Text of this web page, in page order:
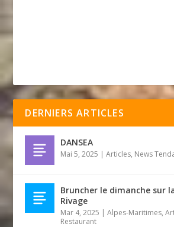
DERNIERS ARTICLES
DANSEA
Mai 5, 2025 |Articles, News
Bruncher le dimanche sur
Rivage
Mar 4, 2025 |Alpes-Maritimes,
Restaurant